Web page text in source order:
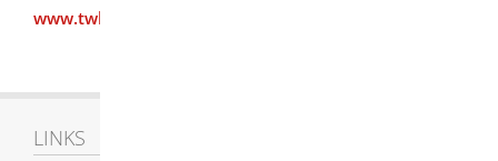
www.twh-gmbh.de
LINKS